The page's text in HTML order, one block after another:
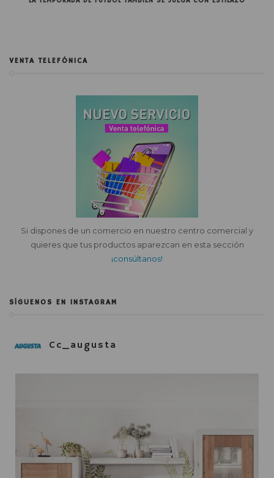
VENTA TELEFÓNICA
Si dispones de un comercio en nuestro centro comercial y
quieres que tus productos aparezcan en esta sección
¡consúltanos!
SÍGUENOS EN INSTAGRAM
Cc_augusta